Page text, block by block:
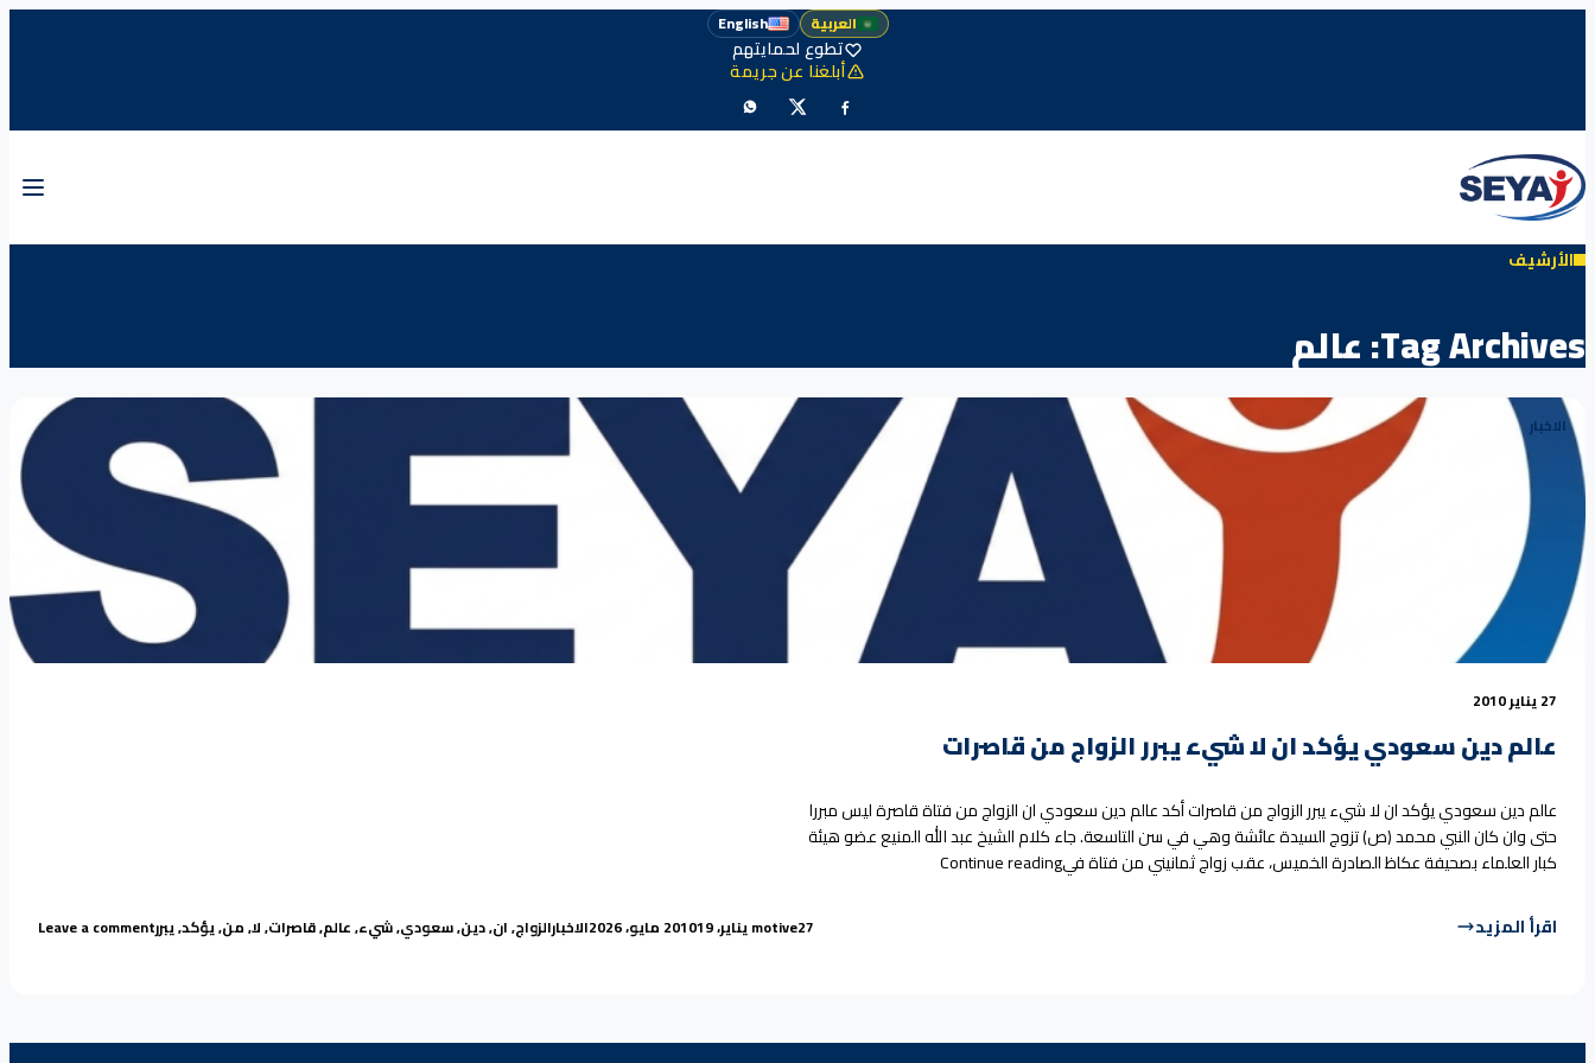
العربية English
تطوع لحمايتهم
أبلغنا عن جريمة
الأرشيف
Tag Archives: عالم
الاخبار
27 يناير 2010
عالم دين سعودي يؤكد ان لا شيء يبرر الزواج من قاصرات
عالم دين سعودي يؤكد ان لا شيء يبرر الزواج من قاصرات أكد عالم دين سعودي ان الزواج من فتاة قاصرة ليس مبررا
حتى وان كان النبي محمد (ص) تزوج السيدة عائشة وهي في سن التاسعة. جاء كلام الشيخ عبد الله المنيع عضو هيئة
كبار العلماء بصحيفة عكاظ الصادرة الخميس، عقب زواج ثمانيني من فتاة فيContinue reading“عالم دين سعودي يؤكد ان لا شيء يبرر الزواج من قاصرات”
اقرأ المزيد Posted by
motive27 يناير، 2010 19 مايو، 2026 Posted in
الاخبارTags:
الزواج,ان,دين,سعودي,شيء,عالم,قاصرات,لا,من,يؤكد,يبررLeave a comment